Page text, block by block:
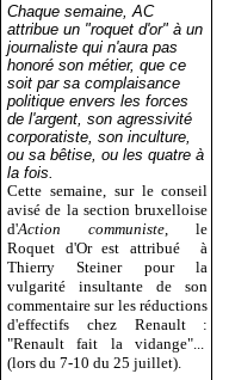
Chaque semaine, AC
attribue un "roquet d'or" à un
journaliste qui n'aura pas
honoré son métier, que ce
soit par sa complaisance
politique envers les forces
de l'argent, son agressivité
corporatiste, son inculture,
ou sa bêtise, ou les quatre à
la fois.
Cette semaine, sur le conseil
avisé de la section bruxelloise
d'Action communiste , le
Roquet d'Or est attribué
à
Thierry Steiner pour la
vulgarité insultante de son
commentaire sur les réductions
d'effectifs chez Renault :
"Renault fait la vidange"...
(lors du 7-10 du 25 juillet).